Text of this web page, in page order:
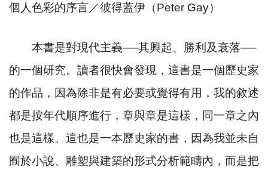
個人色彩的序言／彼得蓋伊（Peter Gay）
本書是對現代主義──其興起、勝利及衰落──
的一個研究。讀者很快會發現，這書是一個歷史家
的作品，因為除非是有必要或覺得有用，我的敘述
都是按年代順序進行，章與章是這樣，同一章之內
也是這樣。這也是一本歷史家的書，因為我並未自
囿於小說、雕塑與建築的形式分析範疇內，而是把